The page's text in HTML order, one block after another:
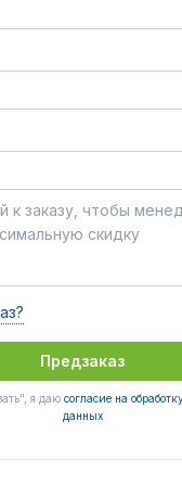
Предзаказ
я даю согласие на
данных